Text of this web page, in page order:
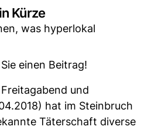
Kürze
was hyperlokal
einen Beitrag!
und
hat im Steinbruch
Täterschaft diverse